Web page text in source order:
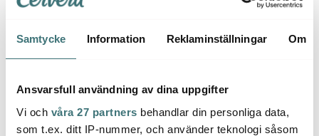
Samtycke Information Reklaminställningar Om
Ansvarsfull användning av dina uppgifter
Vi och våra 27 partners behandlar din personliga data,
som t.ex. ditt IP-nummer, och använder teknologi såsom
Wokpanna i stål 28 cm
1729 kr 259 kr 349